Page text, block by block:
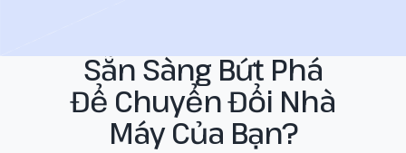
Sẵn Sàng Bứt Phá
Để Chuyển Đổi Nhà
Máy Của Bạn?